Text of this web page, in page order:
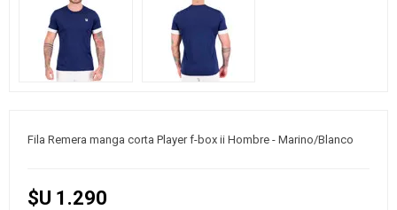
Fila Remera manga corta Player f-box ii Hombre - Marino/Blanco
$U 1.290